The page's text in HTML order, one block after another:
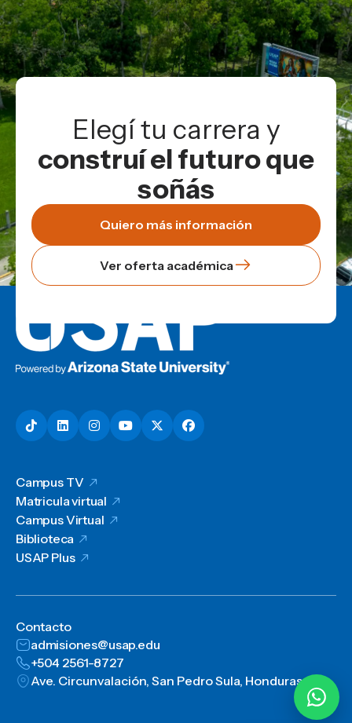
Elegí tu carrera y
construí el futuro que
soñás
Quiero más información
Ver oferta académica
Campus TV
Matricula virtual
Campus Virtual
Biblioteca
USAP Plus
Contacto
admisiones@usap.edu
+504 2561-8727
Ave. Circunvalación, San Pedro Sula, Honduras, C.A.